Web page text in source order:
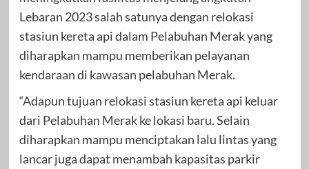
Lebaran 2023 salah satunya dengan relokasi
stasiun kereta api dalam Pelabuhan Merak yang
diharapkan mampu memberikan pelayanan
kendaraan di kawasan pelabuhan Merak.
“Adapun tujuan relokasi stasiun kereta api keluar
dari Pelabuhan Merak ke lokasi baru. Selain
diharapkan mampu menciptakan lalu lintas yang
lancar juga dapat menambah kapasitas parkir